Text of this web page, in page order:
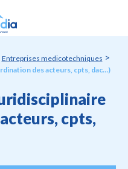
Entreprises medicotechniques >
des acteurs, cpts, dac…)
cpts,